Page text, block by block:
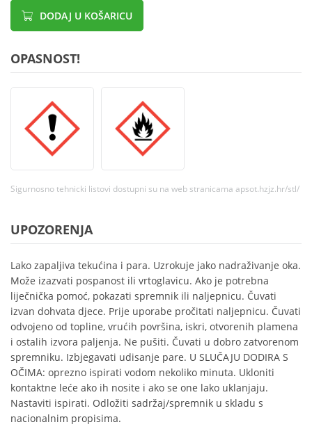
DODAJ U KOŠARICU
OPASNOST!
Sigurnosno tehnicki listovi dostupni su na web stranicama apsot.hzjz.hr/stl/
UPOZORENJA
Lako zapaljiva tekućina i para. Uzrokuje jako nadraživanje oka.
Može izazvati pospanost ili vrtoglavicu. Ako je potrebna
liječnička pomoć, pokazati spremnik ili naljepnicu. Čuvati
izvan dohvata djece. Prije uporabe pročitati naljepnicu. Čuvati
odvojeno od topline, vrućih površina, iskri, otvorenih plamena
i ostalih izvora paljenja. Ne pušiti. Čuvati u dobro zatvorenom
spremniku. Izbjegavati udisanje pare. U SLUČAJU DODIRA S
OČIMA: oprezno ispirati vodom nekoliko minuta. Ukloniti
kontaktne leće ako ih nosite i ako se one lako uklanjaju.
Nastaviti ispirati. Odložiti sadržaj/spremnik u skladu s
nacionalnim propisima.